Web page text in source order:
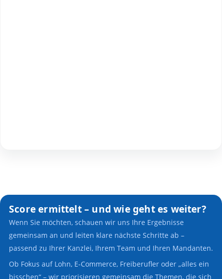
Score ermittelt – und wie geht es weiter?
Wenn Sie möchten, schauen wir uns Ihre Ergebnisse
gemeinsam an und leiten klare nächste Schritte ab –
passend zu Ihrer Kanzlei, Ihrem Team und Ihren Mandanten.
Ob Fokus auf Lohn, E-Commerce, Freiberufler oder „alles ein
bisschen“ – wir priorisieren gemeinsam die Themen, die sich